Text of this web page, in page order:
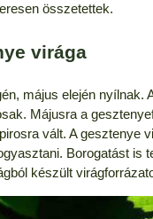
összetettek.
virága
május elején nyílnak.
Májusra a
vált. A gesztenye
Borogatást is
készült